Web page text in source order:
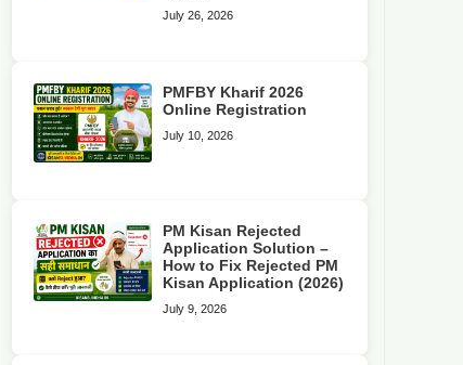
July 26, 2026
PMFBY Kharif 2026
Online Registration
July 10, 2026
PM Kisan Rejected
Application Solution –
How to Fix Rejected PM
Kisan Application (2026)
July 9, 2026